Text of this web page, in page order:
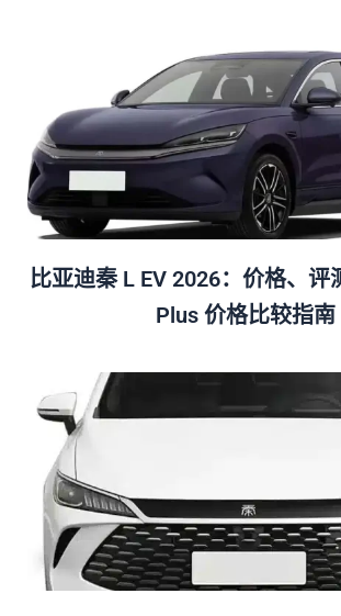
比亚迪秦 L EV 2026：价格、评
Plus 价格比较指南